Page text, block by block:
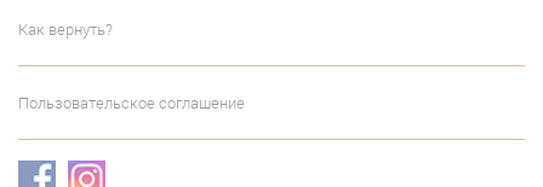
Как вернуть?
Пользовательское соглашение